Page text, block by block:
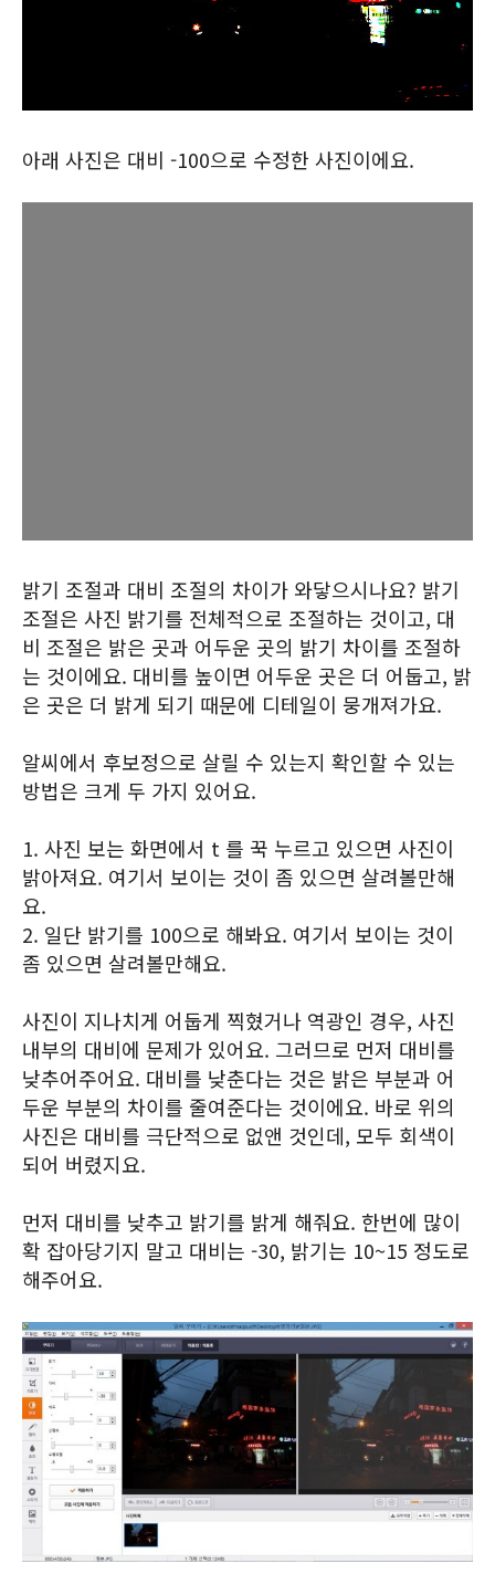
아래 사진은 대비 -100으로 수정한 사진이에요.
밝기 조절과 대비 조절의 차이가 와닿으시나요? 밝기
조절은 사진 밝기를 전체적으로 조절하는 것이고, 대
비 조절은 밝은 곳과 어두운 곳의 밝기 차이를 조절하
는 것이에요. 대비를 높이면 어두운 곳은 더 어둡고, 밝
은 곳은 더 밝게 되기 때문에 디테일이 뭉개져가요.
알씨에서 후보정으로 살릴 수 있는지 확인할 수 있는
방법은 크게 두 가지 있어요.
1. 사진 보는 화면에서 t 를 꾹 누르고 있으면 사진이
밝아져요. 여기서 보이는 것이 좀 있으면 살려볼만해
요.
2. 일단 밝기를 100으로 해봐요. 여기서 보이는 것이
좀 있으면 살려볼만해요.
사진이 지나치게 어둡게 찍혔거나 역광인 경우, 사진
내부의 대비에 문제가 있어요. 그러므로 먼저 대비를
낮추어주어요. 대비를 낮춘다는 것은 밝은 부분과 어
두운 부분의 차이를 줄여준다는 것이에요. 바로 위의
사진은 대비를 극단적으로 없앤 것인데, 모두 회색이
되어 버렸지요.
먼저 대비를 낮추고 밝기를 밝게 해줘요. 한번에 많이
확 잡아당기지 말고 대비는 -30, 밝기는 10~15 정도로
해주어요.